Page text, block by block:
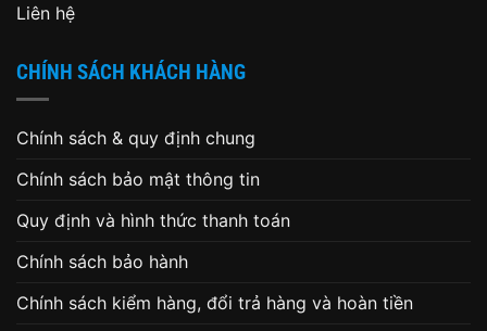
Liên hệ
CHÍNH SÁCH KHÁCH HÀNG
Chính sách & quy định chung
Chính sách bảo mật thông tin
Quy định và hình thức thanh toán
Chính sách bảo hành
Chính sách kiểm hàng, đổi trả hàng và hoàn tiền